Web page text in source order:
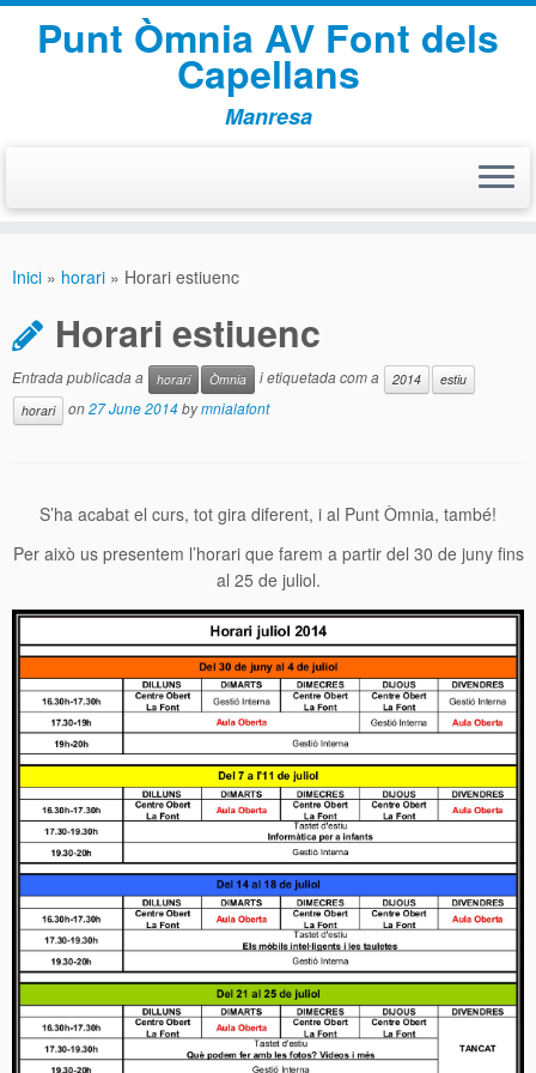
Punt Òmnia AV Font dels
Capellans
Manresa
Inici » horari » Horari estiuenc
Horari estiuenc
Entrada publicada a horari Òmnia i etiquetada com a 2014
estiu
horari
on27 June 2014bymnialafont
S’ha acabat el curs, tot gira diferent, i al Punt Òmnia, també!
Per això us presentem l’horari que farem a partir del 30 de juny fins
al 25 de juliol.